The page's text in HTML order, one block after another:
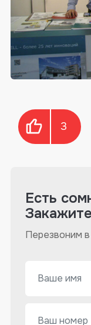
3
Есть
Перезвоним